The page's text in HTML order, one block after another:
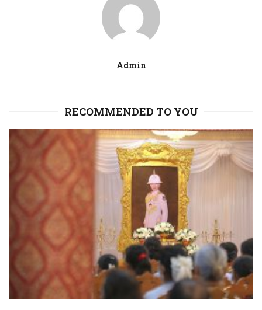
Admin
RECOMMENDED TO YOU